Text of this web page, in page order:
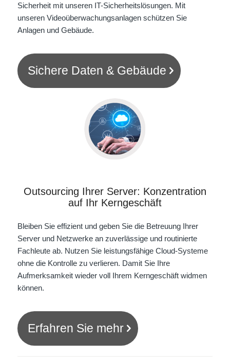
Sicherheit mit unseren IT-Sicherheitslösungen. Mit
unseren Videoüberwachungsanlagen schützen Sie
Anlagen und Gebäude.
Sichere Daten & Gebäude
Outsourcing Ihrer Server: Konzentration
auf Ihr Kerngeschäft
Bleiben Sie effizient und geben Sie die Betreuung Ihrer
Server und Netzwerke an zuverlässige und routinierte
Fachleute ab. Nutzen Sie leistungsfähige Cloud-Systeme
ohne die Kontrolle zu verlieren. Damit Sie Ihre
Aufmerksamkeit wieder voll Ihrem Kerngeschäft widmen
können.
Erfahren Sie mehr